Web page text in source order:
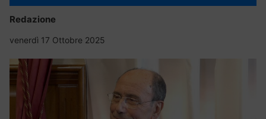
Redazione
venerdì 17 Ottobre 2025